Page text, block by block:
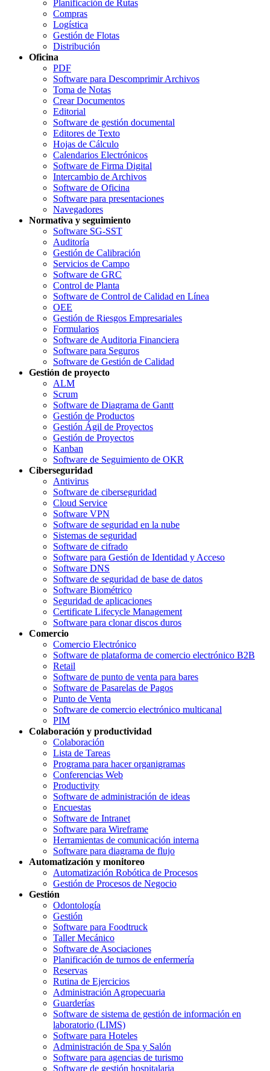
Planificación de Rutas
Compras
Logística
Gestión de Flotas
Distribución
Oficina
PDF
Software para Descomprimir Archivos
Toma de Notas
Crear Documentos
Editorial
Software de gestión documental
Editores de Texto
Hojas de Cálculo
Calendarios Electrónicos
Software de Firma Digital
Intercambio de Archivos
Software de Oficina
Software para presentaciones
Navegadores
Normativa y seguimiento
Software SG-SST
Auditoría
Gestión de Calibración
Servicios de Campo
Software de GRC
Control de Planta
Software de Control de Calidad en Línea
OEE
Gestión de Riesgos Empresariales
Formularios
Software de Auditoria Financiera
Software para Seguros
Software de Gestión de Calidad
Gestión de proyecto
ALM
Scrum
Software de Diagrama de Gantt
Gestión de Productos
Gestión Ágil de Proyectos
Gestión de Proyectos
Kanban
Software de Seguimiento de OKR
Ciberseguridad
Antivirus
Software de ciberseguridad
Cloud Service
Software VPN
Software de seguridad en la nube
Sistemas de seguridad
Software de cifrado
Software para Gestión de Identidad y Acceso
Software DNS
Software de seguridad de base de datos
Software Biométrico
Seguridad de aplicaciones
Certificate Lifecycle Management
Software para clonar discos duros
Comercio
Comercio Electrónico
Software de plataforma de comercio electrónico B2B
Retail
Software de punto de venta para bares
Software de Pasarelas de Pagos
Punto de Venta
Software de comercio electrónico multicanal
PIM
Colaboración y productividad
Colaboración
Lista de Tareas
Programa para hacer organigramas
Conferencias Web
Productivity
Software de administración de ideas
Encuestas
Software de Intranet
Software para Wireframe
Herramientas de comunicación interna
Software para diagrama de flujo
Automatización y monitoreo
Automatización Robótica de Procesos
Gestión de Procesos de Negocio
Gestión
Odontología
Gestión
Software para Foodtruck
Taller Mecánico
Software de Asociaciones
Planificación de turnos de enfermería
Reservas
Rutina de Ejercicios
Administración Agropecuaria
Guarderías
Software de sistema de gestión de información en
laboratorio (LIMS)
Software para Hoteles
Administración de Spa y Salón
Software para agencias de turismo
Software de gestión hospitalaria